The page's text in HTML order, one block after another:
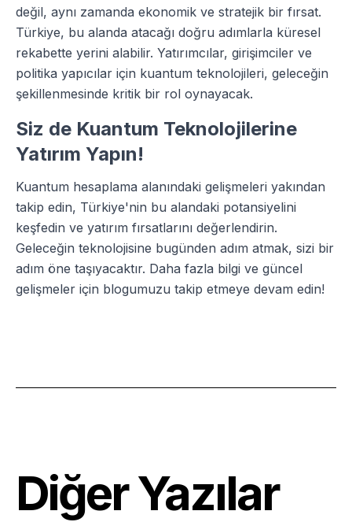
değil, aynı zamanda ekonomik ve stratejik bir fırsat.
Türkiye, bu alanda atacağı doğru adımlarla küresel
rekabette yerini alabilir. Yatırımcılar, girişimciler ve
politika yapıcılar için kuantum teknolojileri, geleceğin
şekillenmesinde kritik bir rol oynayacak.
Siz de Kuantum Teknolojilerine
Yatırım Yapın!
Kuantum hesaplama alanındaki gelişmeleri yakından
takip edin, Türkiye'nin bu alandaki potansiyelini
keşfedin ve yatırım fırsatlarını değerlendirin.
Geleceğin teknolojisine bugünden adım atmak, sizi bir
adım öne taşıyacaktır. Daha fazla bilgi ve güncel
gelişmeler için blogumuzu takip etmeye devam edin!
Diğer Yazılar